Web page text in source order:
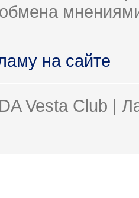
на сайте
Vesta Club |